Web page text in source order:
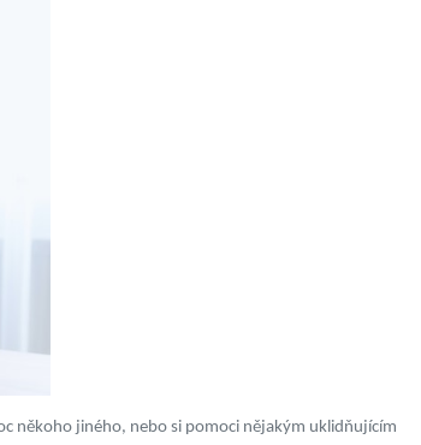
někoho jiného, nebo si pomoci nějakým uklidňujícím